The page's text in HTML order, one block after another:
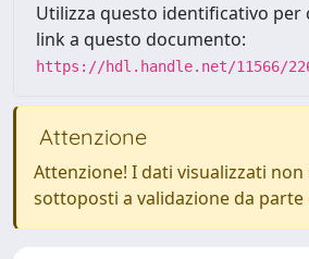
Utilizza questo identificativo per
link a questo documento:
https://hdl.handle.net/11566/
Attenzione
Attenzione! I dati visualizzati
sottoposti a validazione da parte